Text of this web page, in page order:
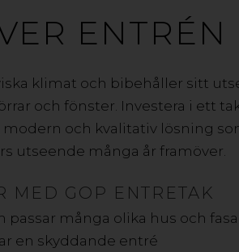
ENTRÉN
klimat och bibehåller sitt
och fönster. Investera i ett
och kvalitativ lösning
utseende många år framöver.
MED GOP ENTRETAK
passar många olika hus och
en skyddande entré